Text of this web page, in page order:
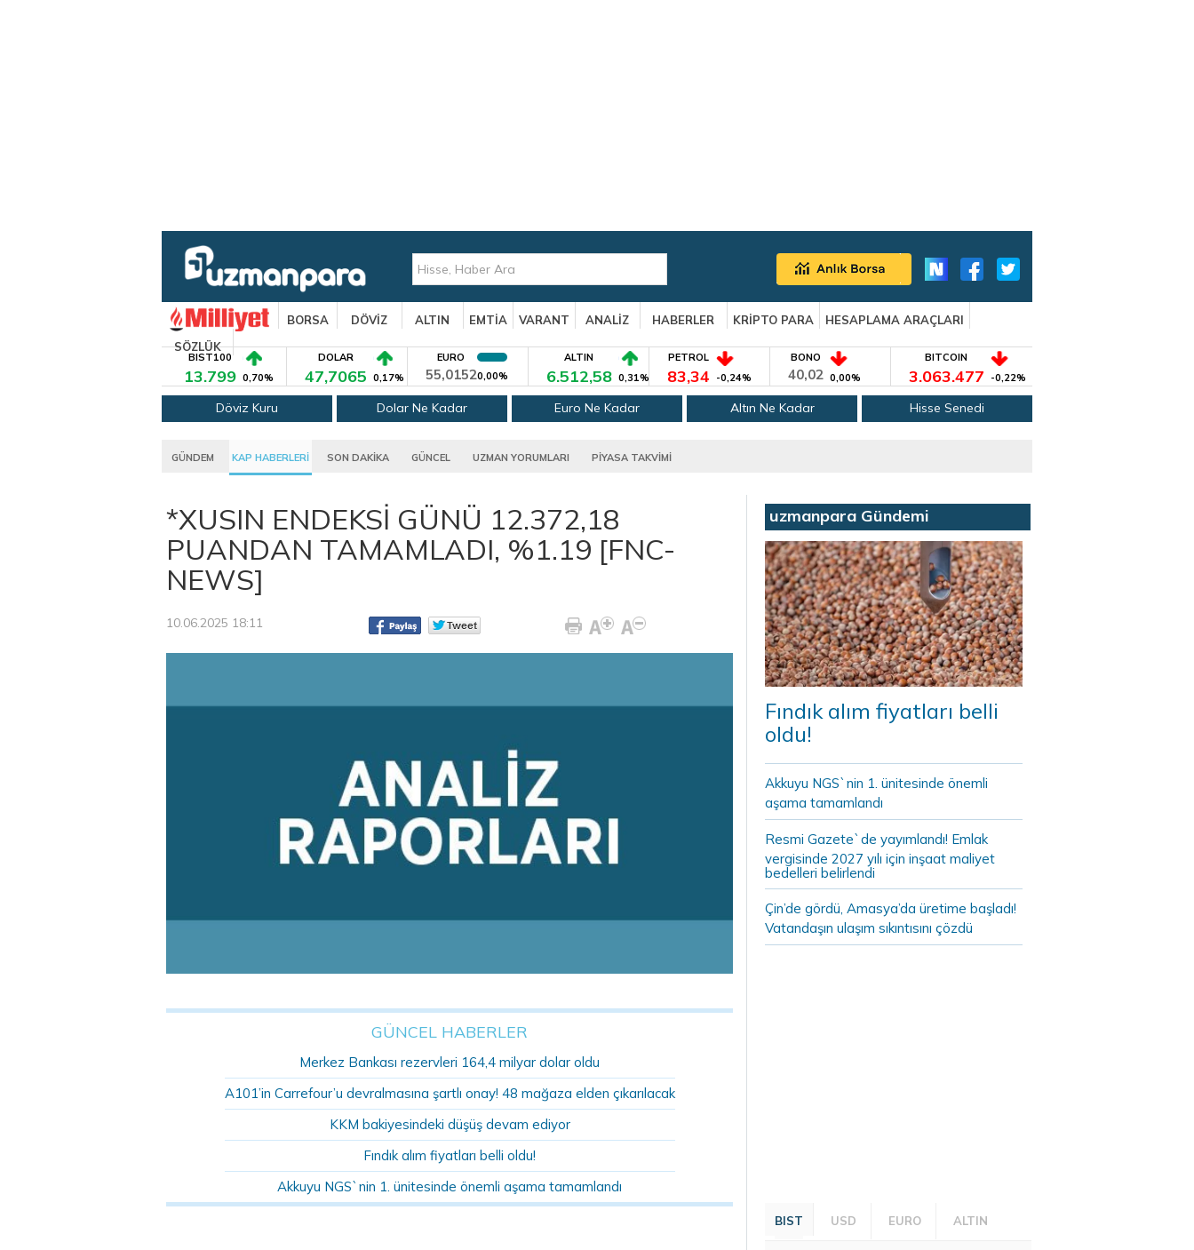
BORSA DÖVİZ ALTIN EMTİA VARANT ANALİZ HABERLER KRİPTO PARA
HESAPLAMA ARAÇLARI
SÖZLÜK
BIST100
13.799 0,70%
DOLAR
47,7065 0,17%
EURO
55,01520,00%
ALTIN
6.512,58 0,31%
PETROL
83,34 -0,24%
BONO
40,02 0,00%
BITCOIN
3.063.477 -0,22%
Döviz Kuru Dolar Ne Kadar Euro Ne Kadar Altın Ne Kadar Hisse Senedi
GÜNDEM KAP HABERLERİ SON DAKİKA GÜNCEL UZMAN YORUMLARI PİYASA TAKVİMİ
*XUSIN ENDEKSİ GÜNÜ 12.372,18
PUANDAN TAMAMLADI, %1.19 [FNC-
NEWS]
10.06.2025 18:11
GÜNCEL HABERLER
Merkez Bankası rezervleri 164,4 milyar dolar oldu
A101’in Carrefour’u devralmasına şartlı onay! 48 mağaza elden çıkarılacak
KKM bakiyesindeki düşüş devam ediyor
Fındık alım fiyatları belli oldu!
Akkuyu NGS`nin 1. ünitesinde önemli aşama tamamlandı
uzmanpara Gündemi
Fındık alım fiyatları belli
oldu!
Akkuyu NGS`nin 1. ünitesinde önemli
aşama tamamlandı
Resmi Gazete`de yayımlandı! Emlak
vergisinde 2027 yılı için inşaat maliyet
bedelleri belirlendi
Çin’de gördü, Amasya’da üretime başladı!
Vatandaşın ulaşım sıkıntısını çözdü
BIST USD EURO ALTIN